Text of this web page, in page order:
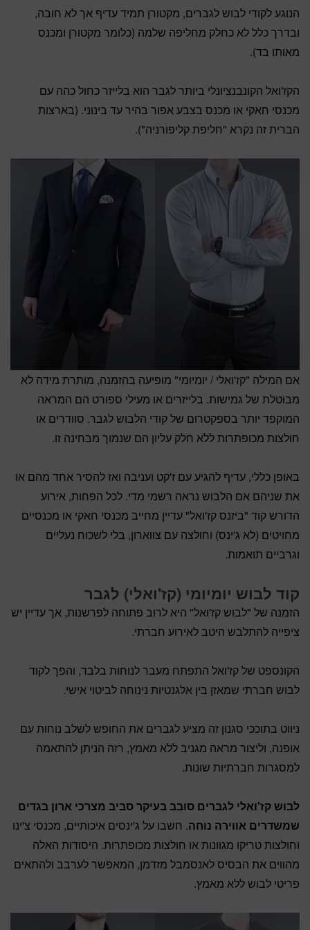
הנוגע לקודי לבוש לגברים, מקטורן תמיד עדיף אך לא חובה,
ובדרך כלל לא כחלק מחליפה שלמה (כלומר מקטורן ומכנס
מאותו בד).
הקז'ואל הקונבנציונלי ביותר לגבר הוא בלייזר כחול כהה עם
מכנסי חאקי או מכנס בצבע אפור בהיר עד בינוני. (בארצות
הברית זה נקרא "חליפת קליפורניה").
אם המילה "קז'ואלי / יומיומי" מופיעה בהזמנה, מותרת מידה לא
מבוטלת של גמישות. בלייזרים או מעילי ספורט הם המראה
המוקפד יותר בספקטרום של קודי הלבוש לגבר. סוודרים או
חולצות מכופתרות ללא חלק עליון הם שנמוך מבחינה זו.
באופן כללי, עדיף להגיע עם ז'קט ועניבה ואז להסיר אחד מהם או
את שניהם אם הלבוש נראה רשמי מדי. לכל הפחות, אירוע
הדורש קוד "ביזנס קז'ואל" עדיין מחייב מכנסי חאקי או מכנסיים
מחויטים (לא ג'ינס) וחולצה עם צווארון, בלי לשכוח נעליים
וגרביים תואמות.
קוד לבוש יומיומי (קז'ואלי) לגבר
הזמנה של "לבוש קז'ואל" היא לרוב פתוחה לפרשנות, אך עדיין יש
ציפייה להתלבש היטב לאירוע חברתי.
הקונספט של קז'ואל התפתח מעבר לנוחות בלבד, והפך לקוד
לבוש חברתי שמאזן בין אלגנטיות נינוחה לביטוי אישי.
ניווט בתוככי סגנון זה מציע לגברים את החופש לשלב נוחות עם
אופנה, וליצור מראה מגניב ללא מאמץ, רזה הניתן להתאמה
למסגרות חברתיות שונות.
לבוש קז'ואלי לגברים סובב בעיקר סביב מצרכי ארון בגדים
שמשדרים אווירה נוחה. חשבו על ג'ינסים איכותיים, מכנסי צ'ינו
וחולצות טריקו מגוונות או חולצות מכופתרות. היסודות האלה
מהווים את הבסיס לאנסמבל מזדמן, המאפשר לערבב ולהתאים
פריטי לבוש ללא מאמץ.